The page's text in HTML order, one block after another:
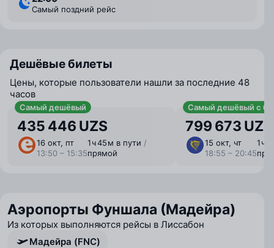
Самый поздний рейс
Дешёвые билеты
Цены, которые пользователи нашли за последние 48
часов
Самый дешёвый
435 446 UZS
16 окт, пт
13:50 – 15:35
1 ⁠ч 45 ⁠м в пути /
прямой
Самый дешёвый с
799 673 UZS
15 окт, чт
18:55 – 20:45
1 ⁠ч
Аэропорты Фуншала (Мадейра)
Из которых выполняются рейсы в Лиссабон
Мадейра (FNC)